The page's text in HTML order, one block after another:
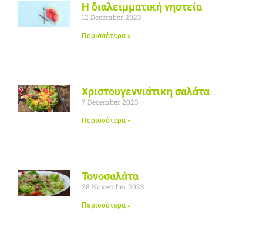
Η διαλειμματική νηστεία
12 December 2023
Περισσότερα »
Χριστουγεννιάτικη σαλάτα
7 December 2023
Περισσότερα »
Τονοσαλάτα
28 November 2023
Περισσότερα »